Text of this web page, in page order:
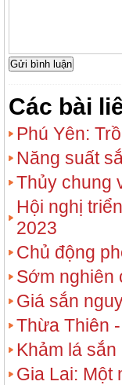
Các bài
Phú Yên:
Năng suất
Thủy chung
Hội nghị
2023
Chủ động
Sớm nghiên
Giá sắn
Thừa Thiên
Khảm lá
Gia Lai: Một